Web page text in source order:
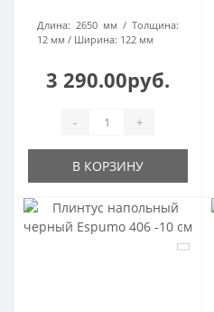
Длина: 2650 мм
Толщина:
12 мм
Ширина: 122 мм
3 290.00руб.
- +
В КОРЗИНУ